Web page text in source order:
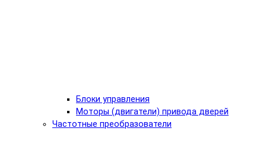
Блоки управления
Моторы (двигатели) привода дверей
Частотные преобразователи